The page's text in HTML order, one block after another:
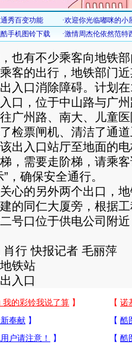
也有不少乘客向地铁
客的出行，地铁部门
入口消除障碍。计划
口，位于中山路与广
广州路、南大、儿童
检票闸机、清洁了通
出入口站厅至地面的
，需要走阶梯，请乘
，确保安全通行。
的另外两个出口，地
的同仁大厦旁，根据
号口位于供电公司附
行 快报记者 毛丽萍
铁站
入口